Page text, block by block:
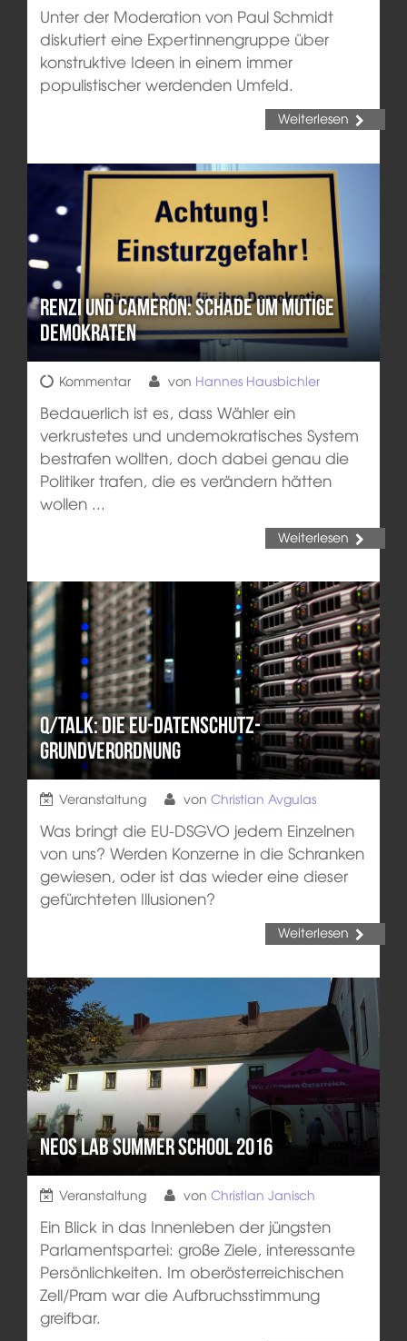
Unter der Moderation von Paul Schmidt
diskutiert eine Expertinnengruppe über
konstruktive Ideen in einem immer
populistischer werdenden Umfeld.
Weiterlesen
Renzi und Cameron: Schade um mutige
Demokraten
Kommentar von Hannes Hausbichler
Bedauerlich ist es, dass Wähler ein
verkrustetes und undemokratisches System
bestrafen wollten, doch dabei genau die
Politiker trafen, die es verändern hätten
wollen ...
Weiterlesen
q/Talk: Die EU-Datenschutz-
grundverordnung
Veranstaltung von Christian Avgulas
Was bringt die EU-DSGVO jedem Einzelnen
von uns? Werden Konzerne in die Schranken
gewiesen, oder ist das wieder eine dieser
gefürchteten Illusionen?
Weiterlesen
NEOS LAB Summer School 2016
Veranstaltung von Christian Janisch
Ein Blick in das Innenleben der jüngsten
Parlamentspartei: große Ziele, interessante
Persönlichkeiten. Im oberösterreichischen
Zell/Pram war die Aufbruchsstimmung
greifbar.